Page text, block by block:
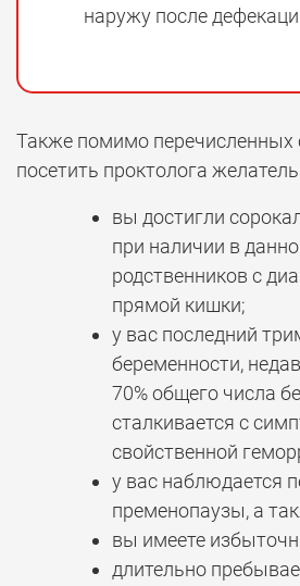
наружу после
Также помимо перечисленных
посетить проктолога
вы достигли
при наличии в
родственников с
прямой кишки;
у вас последний
беременности,
70% общего числа
сталкивается с
свойственной
у вас наблюдается
пременопаузы, а
вы имеете
длительно